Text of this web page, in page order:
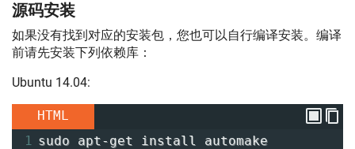
源码安装
如果没有找到对应的安装包，您也可以自行编译安装。编译
前请先安装下列依赖库：
Ubuntu 14.04:
HTML
1 sudo apt-get install automake